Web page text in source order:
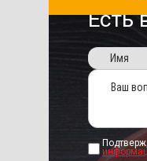
Есть